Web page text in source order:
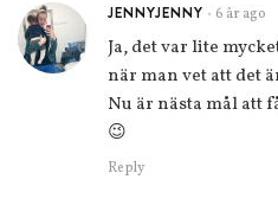
JENNYJENNY • 6 år ago
Ja, det var lite
när man vet att det
Nu är nästa mål att
😉
Reply